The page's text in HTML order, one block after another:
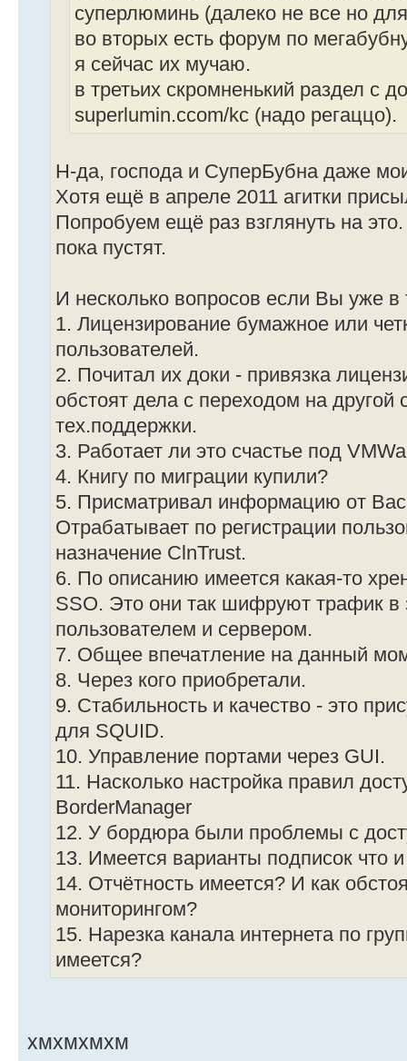
суперлюминь (далеко не все но
во вторых есть форум по
я сейчас их мучаю.
в третьих скромненький раздел с
superlumin.ccom/kc (надо регаццо).
Н-да, господа и СуперБубна даже
Хотя ещё в апреле 2011 агитки
Попробуем ещё раз взглянуть на
пока пустят.
И несколько вопросов если Вы уже в
1. Лицензирование бумажное или
пользователей.
2. Почитал их доки - привязка
обстоят дела с переходом на другой
тех.поддержки.
3. Работает ли это счастье под
4. Книгу по миграции купили?
5. Присматривал информацию от Вас
Отрабатывает по регистрации
назначение ClnTrust.
6. По описанию имеется какая-то
SSO. Это они так шифруют трафик в
пользователем и сервером.
7. Общее впечатление на данный
8. Через кого приобретали.
9. Стабильность и качество - это
для SQUID.
10. Управление портами через GUI.
11. Насколько настройка правил
BorderManager
12. У бордюра были проблемы с
13. Имеется варианты подписок что
14. Отчётность имеется? И как
мониторингом?
15. Нарезка канала интернета по
имеется?
хмхмхмхм